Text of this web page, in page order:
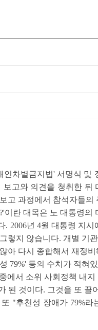
인차별금지법' 서명식
고와 의견을 청취한
고 과정에서 참석자들
이란 대목은 노 대통령
. 2006년 4월 대통령 지
렇지 않습니다. 개별 기
아 다시 종합해서 재정
79%' 등의 수치가 적혀
에서 소위 사회정책 내
된 것이다. 그것을 또
"후천성 장애가 79%